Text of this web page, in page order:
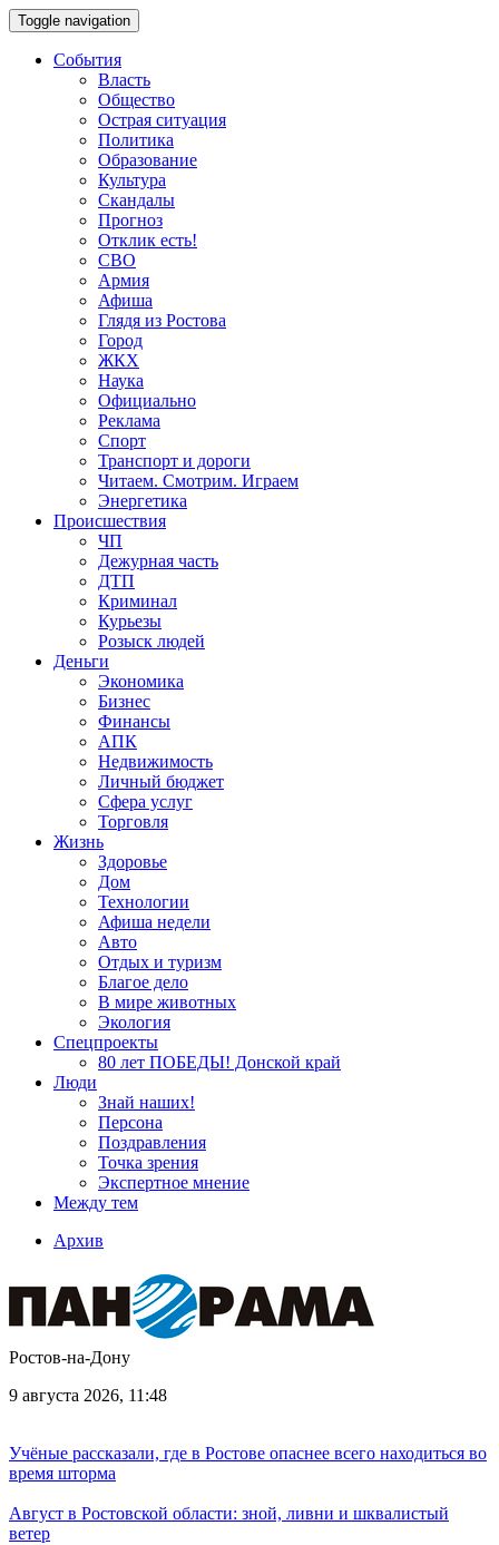
Toggle navigation
События
Власть
Общество
Острая ситуация
Политика
Образование
Культура
Скандалы
Прогноз
Отклик есть!
СВО
Армия
Афиша
Глядя из Ростова
Город
ЖКХ
Наука
Официально
Реклама
Спорт
Транспорт и дороги
Читаем. Смотрим. Играем
Энергетика
Происшествия
ЧП
Дежурная часть
ДТП
Криминал
Курьезы
Розыск людей
Деньги
Экономика
Бизнес
Финансы
АПК
Недвижимость
Личный бюджет
Сфера услуг
Торговля
Жизнь
Здоровье
Дом
Технологии
Афиша недели
Авто
Отдых и туризм
Благое дело
В мире животных
Экология
Спецпроекты
80 лет ПОБЕДЫ! Донской край
Люди
Знай наших!
Персона
Поздравления
Точка зрения
Экспертное мнение
Между тем
Архив
Ростов-на-Дону
9 августа 2026, 11:48
Учёные рассказали, где в Ростове опаснее всего находиться во
время шторма
Август в Ростовской области: зной, ливни и шквалистый
ветер